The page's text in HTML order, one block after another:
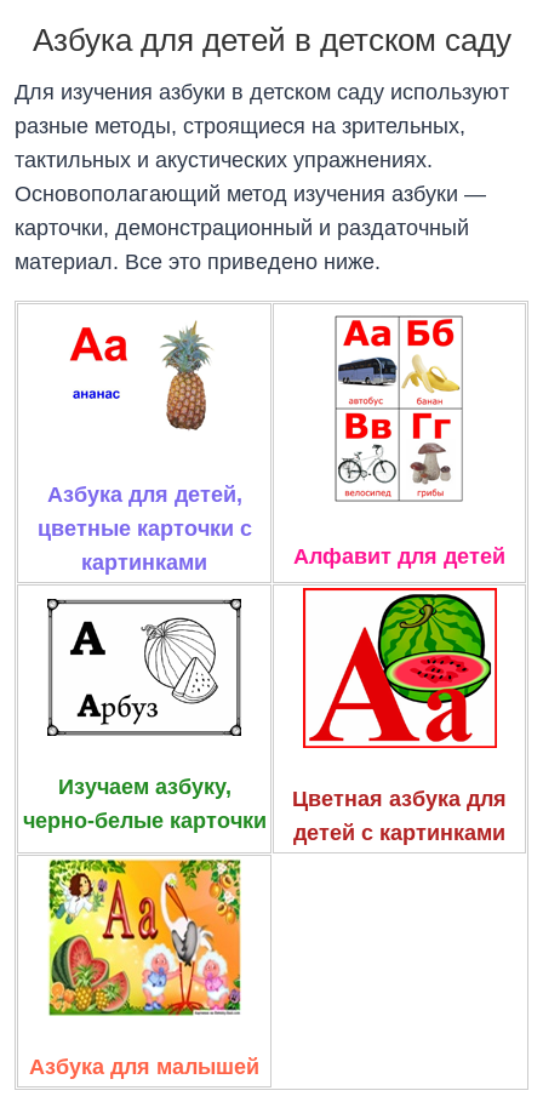
Азбука для детей в детском саду
Для изучения азбуки в детском саду используют
разные методы, строящиеся на зрительных,
тактильных и акустических упражнениях.
Основополагающий метод изучения азбуки —
карточки, демонстрационный и раздаточный
материал. Все это приведено ниже.
Азбука для детей,
цветные карточки с
картинками
Алфавит для детей
Изучаем азбуку,
черно-белые карточки
Цветная азбука для
детей с картинками
Азбука для малышей